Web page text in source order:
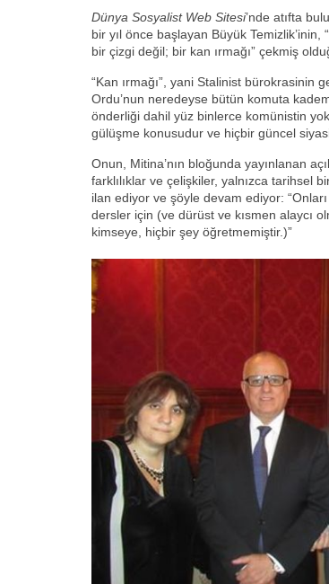
Dünya Sosyalist Web Sitesi’nde atıfta
bir yıl önce başlayan Büyük
bir çizgi değil; bir kan ırmağı” çekmiş
“Kan ırmağı”, yani Stalinist bürokrasinin
Ordu’nun neredeyse bütün komuta
önderliği dahil yüz binlerce komünistin
gülüşme konusudur ve hiçbir güncel
Onun, Mitina’nın bloğunda yayınlanan
farklılıklar ve çelişkiler, yalnızca tarihsel
ilan ediyor ve şöyle devam ediyor:
dersler için (ve dürüst ve kısmen alaycı
kimseye, hiçbir şey öğretmemiştir.)”